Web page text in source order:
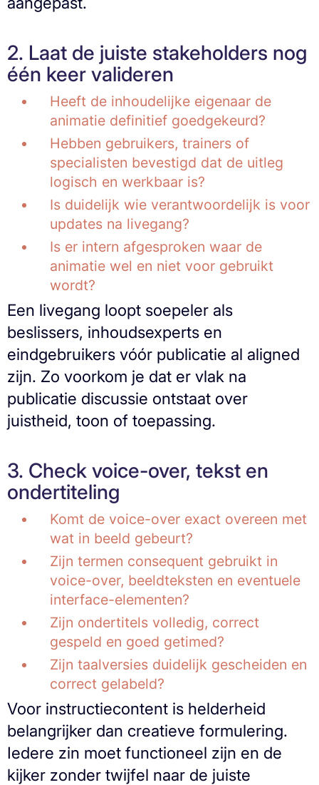
2. Laat de juiste stakeholders nog
één keer valideren
Heeft de inhoudelijke eigenaar de
animatie definitief goedgekeurd?
Hebben gebruikers, trainers of
specialisten bevestigd dat de uitleg
logisch en werkbaar is?
Is duidelijk wie verantwoordelijk is voor
updates na livegang?
Is er intern afgesproken waar de
animatie wel en niet voor gebruikt
wordt?
Een livegang loopt soepeler als
beslissers, inhoudsexperts en
eindgebruikers vóór publicatie al aligned
zijn. Zo voorkom je dat er vlak na
publicatie discussie ontstaat over
juistheid, toon of toepassing.
3. Check voice-over, tekst en
ondertiteling
Komt de voice-over exact overeen met
wat in beeld gebeurt?
Zijn termen consequent gebruikt in
voice-over, beeldteksten en eventuele
interface-elementen?
Zijn ondertitels volledig, correct
gespeld en goed getimed?
Zijn taalversies duidelijk gescheiden en
correct gelabeld?
Voor instructiecontent is helderheid
belangrijker dan creatieve formulering.
Iedere zin moet functioneel zijn en de
kijker zonder twijfel naar de juiste